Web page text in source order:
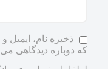
ذخیره نام،
که دوباره دیدگاهی